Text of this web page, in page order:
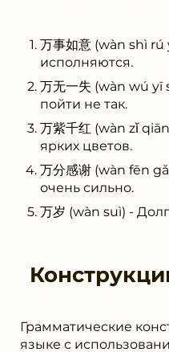
万事如意 (wàn shì
исполняются.
万无一失 (wàn wú
пойти не так.
万紫千红 (wàn zǐ
ярких цветов.
万分感谢 (wàn fēn
очень сильно.
万岁 (wàn suì) -
Грамматические
языке с